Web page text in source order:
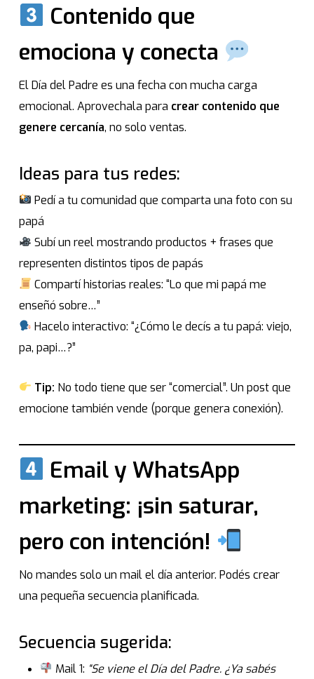
Contenido que
emociona y conecta
El Día del Padre es una fecha con mucha carga
emocional. Aprovechala para crear contenido que
genere cercanía, no solo ventas.
Ideas para tus redes:
Pedí a tu comunidad que comparta una foto con su
papá
Subí un reel mostrando productos + frases que
representen distintos tipos de papás
Compartí historias reales: “Lo que mi papá me
enseñó sobre…”
Hacelo interactivo: “¿Cómo le decís a tu papá: viejo,
pa, papi…?”
Tip: No todo tiene que ser “comercial”. Un post que
emocione también vende (porque genera conexión).
Email y WhatsApp
marketing: ¡sin saturar,
pero con intención!
No mandes solo un mail el día anterior. Podés crear
una pequeña secuencia planificada.
Secuencia sugerida:
Mail 1: “Se viene el Día del Padre. ¿Ya sabés